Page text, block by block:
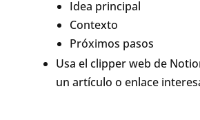
Idea principal
Contexto
Próximos pasos
Usa el clipper web de
un artículo o enlace